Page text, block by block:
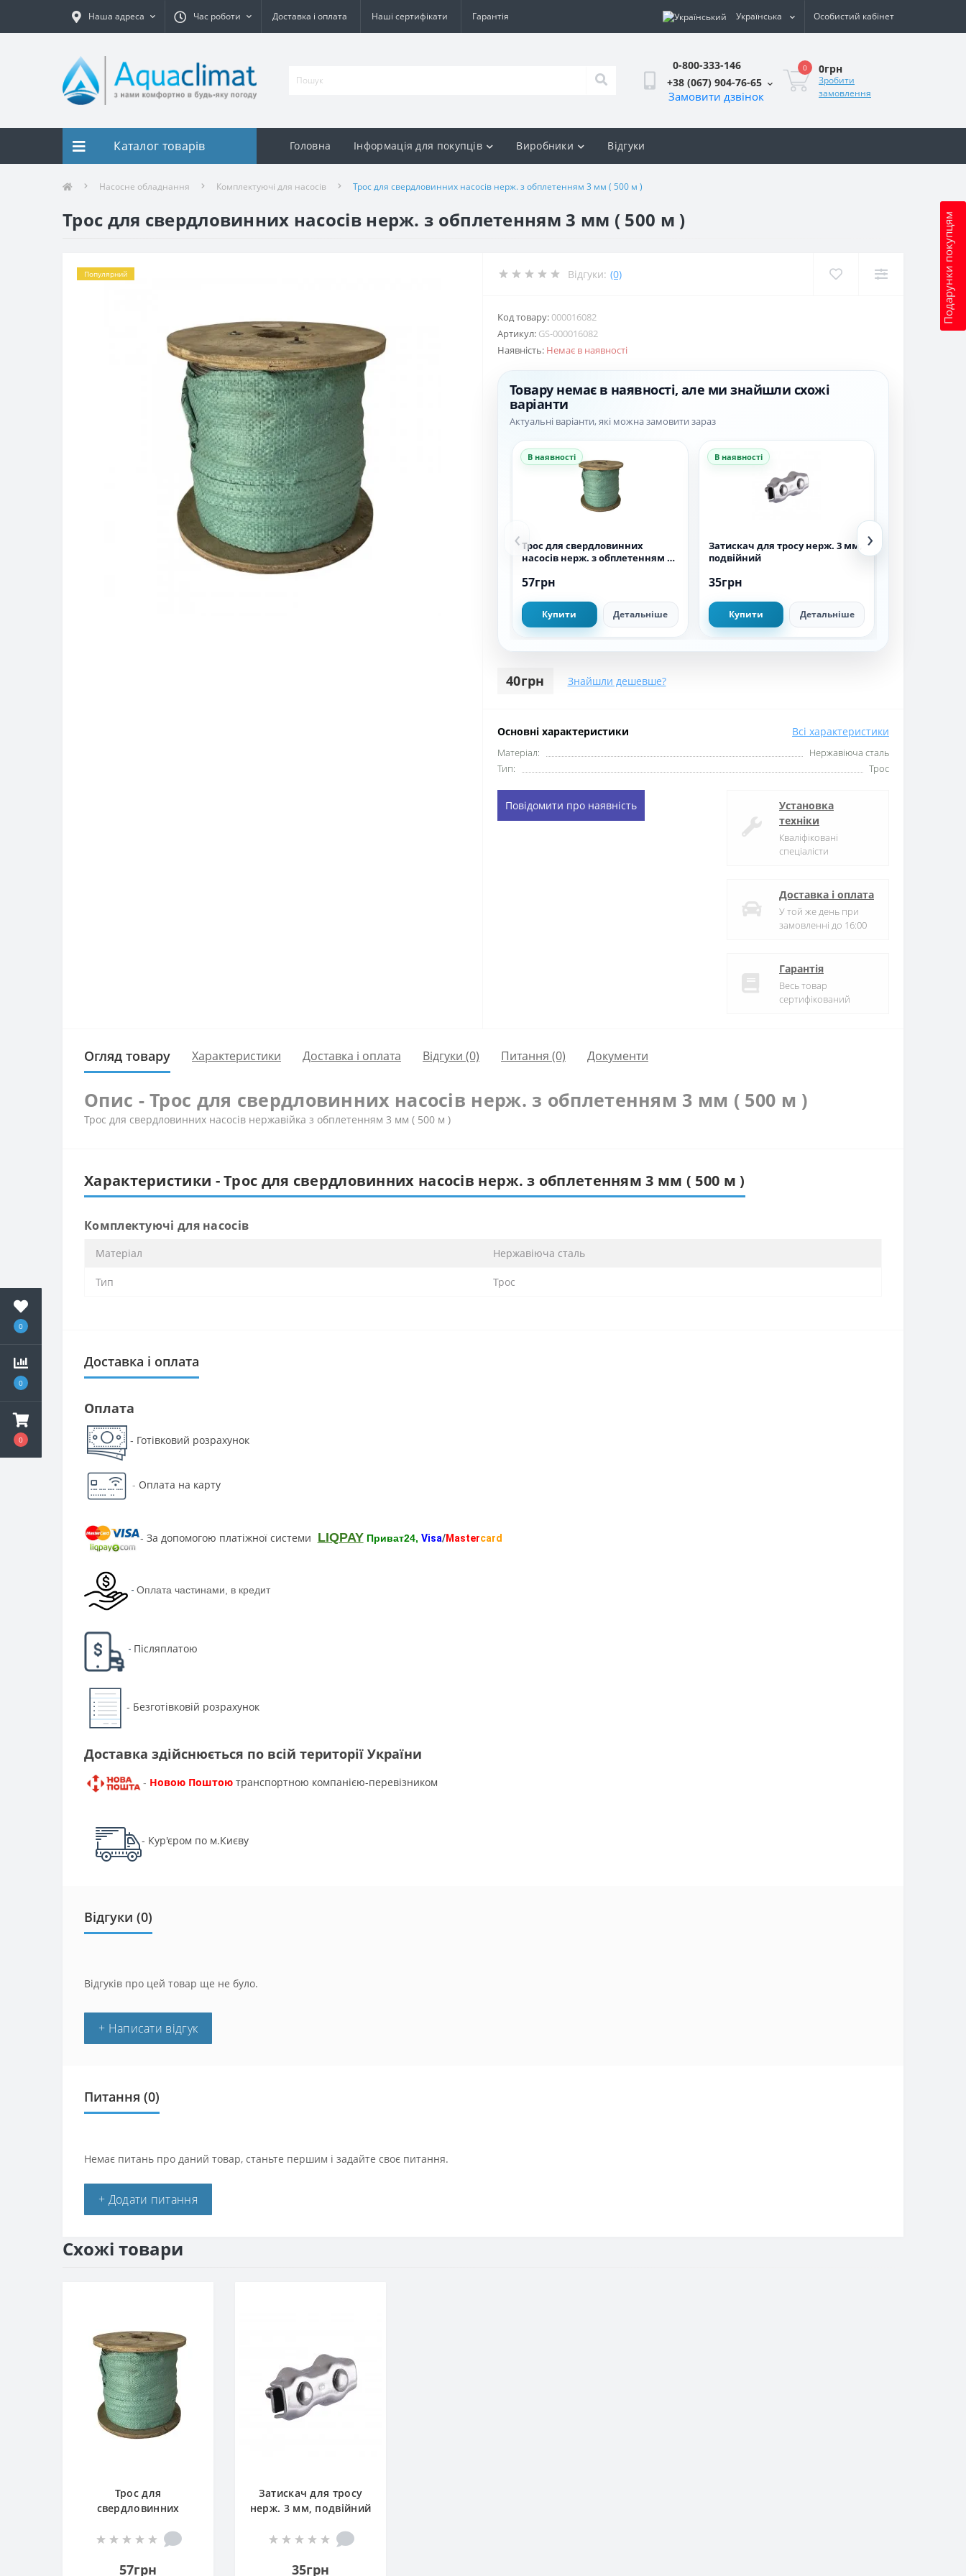
0
0
0
Наша адреса Час роботи Доставка і оплата Наші сертифікати Гарантія Українська Особистий кабінет
0-800-333-146
+38 (067) 904-76-65
Замовити дзвінок
0 0грн
Зробити
замовлення
Подарунки покупцям
Каталог товарів Головна Інформація для покупців Виробники Відгуки
Насосне обладнання Комплектуючі для насосів Трос для свердловинних насосів нерж. з обплетенням 3 мм ( 500 м )
Трос для свердловинних насосів нерж. з обплетенням 3 мм ( 500 м )
Популярний Відгуки: (0)
Код товару:000016082
Артикул: GS-000016082
Наявність: Немає в наявності
Товару немає в наявності, але ми знайшли схожі
варіанти
Актуальні варіанти, які можна замовити зараз
‹
В наявності
Трос для свердловинних
насосів нерж. з обплетенням 4
57грн
Купити Детальніше
В наявності
Затискач для тросу нерж. 3 мм,
подвійний
35грн
Купити Детальніше
›
40грн Знайшли дешевше?
Основні характеристики Всі характеристики
Матеріал:
Нержавіюча сталь
Тип:
Трос
Повідомити про наявність
Установка
техніки
Кваліфіковані
спеціалісти
Доставка і оплата
У той же день при
замовленні до 16:00
Гарантія
Весь товар
сертифікований
Огляд товару Характеристики Доставка і оплата Відгуки (0) Питання (0) Документи
Опис - Трос для свердловинних насосів нерж. з обплетенням 3 мм ( 500 м )
Трос для свердловинних насосів нержавійка з обплетенням 3 мм ( 500 м )
Характеристики - Трос для свердловинних насосів нерж. з обплетенням 3 мм ( 500 м )
Комплектуючі для насосів
Матеріал Нержавіюча сталь
Тип Трос
Доставка і оплата
Оплата
- Готівковий розрахунок
- Оплата на карту
- За допомогою платіжної системи LIQPAY Приват24, Visa/Mastercard
- Оплата частинами, в кредит
- Післяплатою
- Безготівковій розрахунок
Доставка здійснюється по всій території України
- Новою Поштою транспортною компанією-перевізником
- Кур'єром по м.Києву
Відгуки (0)
Відгуків про цей товар ще не було.
+ Написати відгук
Питання (0)
Немає питань про даний товар, станьте першим і задайте своє питання.
+ Додати питання
Схожі товари
Трос для
свердловинних
обплетенням 4 мм, (
57грн
Затискач для тросу
нерж. 3 мм, подвійний
35грн